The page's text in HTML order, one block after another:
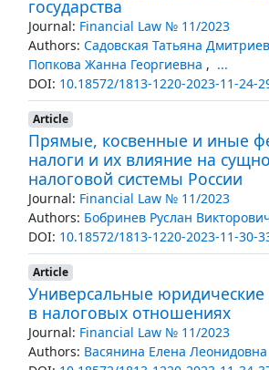
государства
Journal: Financial Law № 11/2023
Authors: Садовская Татьяна
Попкова Жанна Георгиевна , ...
DOI: 10.18572/1813-1220-2023-11-24-
Article
Прямые, косвенные и иные
налоги и их влияние на
налоговой системы России
Journal: Financial Law № 11/2023
Authors: Бобринев Руслан
DOI: 10.18572/1813-1220-2023-11-30-
Article
Универсальные юридические
в налоговых отношениях
Journal: Financial Law № 11/2023
Authors: Васянина Елена Леонидовна